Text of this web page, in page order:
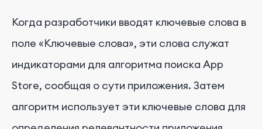
Когда разработчики вводят ключевые слова в
поле «Ключевые слова», эти слова служат
индикаторами для алгоритма поиска App
Store, сообщая о сути приложения. Затем
алгоритм использует эти ключевые слова для